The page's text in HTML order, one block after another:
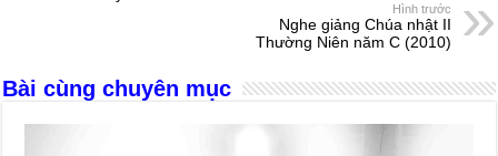
Hình trước
Nghe giảng Chúa nhật II
Thường Niên năm C (2010)
Bài cùng chuyên mục